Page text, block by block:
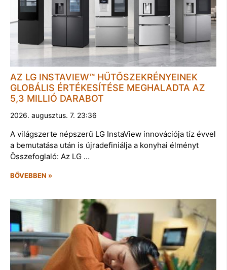
AZ LG INSTAVIEW™ HŰTŐSZEKRÉNYEINEK
GLOBÁLIS ÉRTÉKESÍTÉSE MEGHALADTA AZ
5,3 MILLIÓ DARABOT
2026. augusztus. 7. 23:36
A világszerte népszerű LG InstaView innovációja tíz évvel
a bemutatása után is újradefiniálja a konyhai élményt
Összefoglaló: Az LG …
BŐVEBBEN »